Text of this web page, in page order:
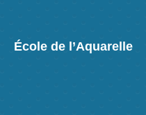
École de l’Aquarelle